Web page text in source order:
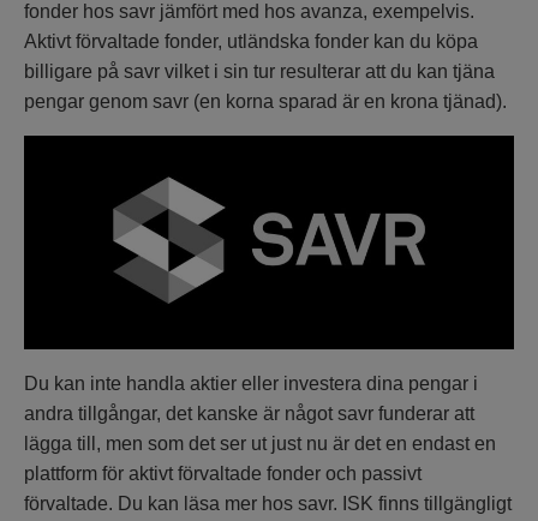
fonder hos savr jämfört med hos avanza, exempelvis.
Aktivt förvaltade fonder, utländska fonder kan du köpa
billigare på savr vilket i sin tur resulterar att du kan tjäna
pengar genom savr (en korna sparad är en krona tjänad).
Du kan inte handla aktier eller investera dina pengar i
andra tillgångar, det kanske är något savr funderar att
lägga till, men som det ser ut just nu är det en endast en
plattform för aktivt förvaltade fonder och passivt
förvaltade. Du kan läsa mer hos savr. ISK finns tillgängligt